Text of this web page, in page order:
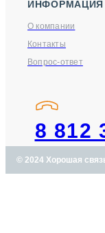
ИНФОРМАЦИЯ
О компании
Контакты
Вопрос-ответ
8 812
© 2024 Хорошая